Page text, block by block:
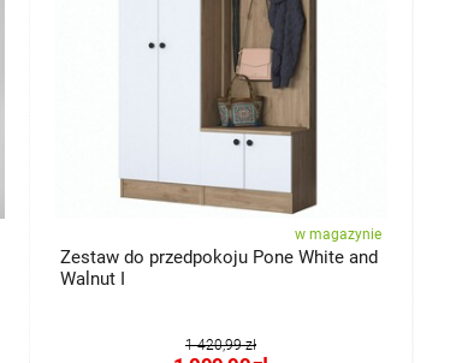
w magazynie
Zestaw do przedpokoju Pone White and
Walnut I
1 420,99 zł